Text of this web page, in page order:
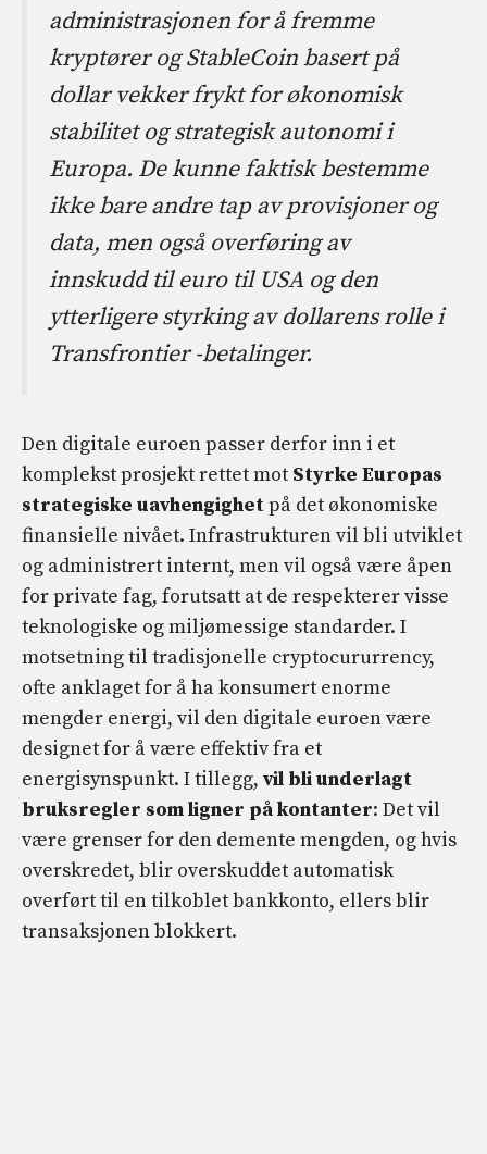
administrasjonen for å fremme
kryptører og StableCoin basert på
dollar vekker frykt for økonomisk
stabilitet og strategisk autonomi i
Europa. De kunne faktisk bestemme
ikke bare andre tap av provisjoner og
data, men også overføring av
innskudd til euro til USA og den
ytterligere styrking av dollarens rolle i
Transfrontier -betalinger.
Den digitale euroen passer derfor inn i et
komplekst prosjekt rettet mot Styrke Europas
strategiske uavhengighetpå det økonomiske
finansielle nivået. Infrastrukturen vil bli utviklet
og administrert internt, men vil også være åpen
for private fag, forutsatt at de respekterer visse
teknologiske og miljømessige standarder. I
motsetning til tradisjonelle cryptocururrency,
ofte anklaget for å ha konsumert enorme
mengder energi, vil den digitale euroen være
designet for å være effektiv fra et
energisynspunkt. I tillegg, vil bli underlagt
bruksregler som ligner på kontanter: Det vil
være grenser for den demente mengden, og hvis
overskredet, blir overskuddet automatisk
overført til en tilkoblet bankkonto, ellers blir
transaksjonen blokkert.